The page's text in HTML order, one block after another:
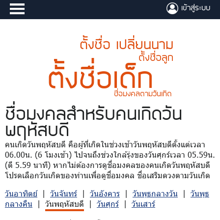
เข้าสู่ระบบ
ตั้งชื่อ เปลี่ยนนาม
ตั้งชื่อลูก
ตั้งชื่อเด็ก
ชื่อมงคลตามวันเกิด
ชื่อมงคลสำหรับคนเกิดวัน
พฤหัสบดี
คนเกิดวันพฤหัสบดี คือผู้ที่เกิดในช่วงเช้าวันพฤหัสบดีตั้งแต่เวลา
06.00น. (6 โมงเช้า) ไปจนถึงช่วงใกล้รุ่งของวันศุกร์เวลา 05.59น.
(ตี 5.59 นาที) หากไม่ต้องการดูชื่อมงคลของคนเกิดวันพฤหัสบดี
โปรดเลือกวันเกิดของท่านเพื่อดูชื่อมงคล ชื่อเสริมดวงตามวันเกิด
วันอาทิตย์| วันจันทร์ | วันอังคาร | วันพุธกลางวัน | วันพุธ
กลางคืน | วันพฤหัสบดี | วันศุกร์ | วันเสาร์